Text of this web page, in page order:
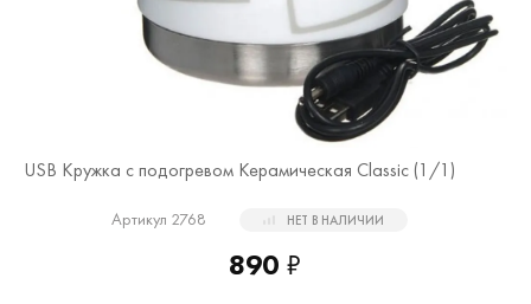
USB Кружка с подогревом Керамическая Classic (1 /1)
Артикул 2768 НЕТ В НАЛИЧИИ
890 ₽